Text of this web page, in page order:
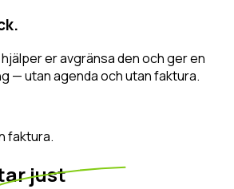
er avgränsa den och ger en
— utan agenda och utan faktura.
faktura.
just